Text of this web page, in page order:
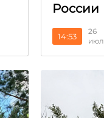
России
14:53
26
июл